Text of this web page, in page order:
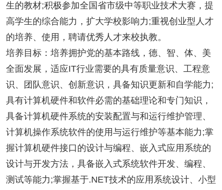
生的教材;积极参加全国省市级中等职业技术大赛，提
高学生的综合能力，扩大学校影响力;重视创业型人才
的培养、使用，聘请优秀人才来校执教。
培养目标：培养拥护党的基本路线，德、智、体、美
全面发展，适应IT行业需要的具有质量意识、工程意
识、团队意识、创新意识，具备知识更新和自学能力;
具有计算机硬件和软件必需的基础理论和专门知识，
具备计算机硬件系统的安装配置与和运行维护管理、
计算机操作系统软件的使用与运行维护等基本能力;掌
握计算机硬件接口的设计与编程、嵌入式应用系统的
设计与开发方法，具备嵌入式系统软件开发、编程、
测试等能力;掌握基于.NET技术的应用系统设计、小型